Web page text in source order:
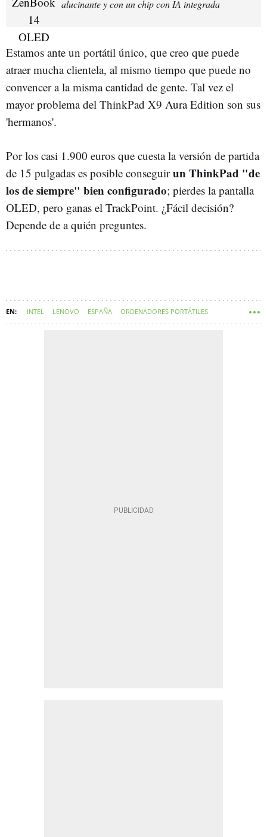
alucinante y con un chip con IA integrada
Estamos ante un portátil único, que creo que puede
atraer mucha clientela, al mismo tiempo que puede no
convencer a la misma cantidad de gente. Tal vez el
mayor problema del ThinkPad X9 Aura Edition son sus
'hermanos'.
Por los casi 1.900 euros que cuesta la versión de partida
de 15 pulgadas es posible conseguirun ThinkPad "de
los de siempre" bien configurado; pierdes la pantalla
OLED, pero ganas el TrackPoint. ¿Fácil decisión?
Depende de a quién preguntes.
INTEL LENOVO ESPAÑA ORDENADORES PORTÁTILES